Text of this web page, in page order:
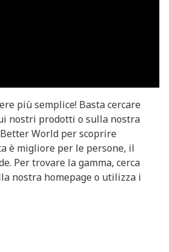
più semplice! Basta cercare
nostri prodotti o sulla nostra
World per scoprire
è migliore per le persone, il
Per trovare la gamma, cerca
nostra homepage o utilizza i